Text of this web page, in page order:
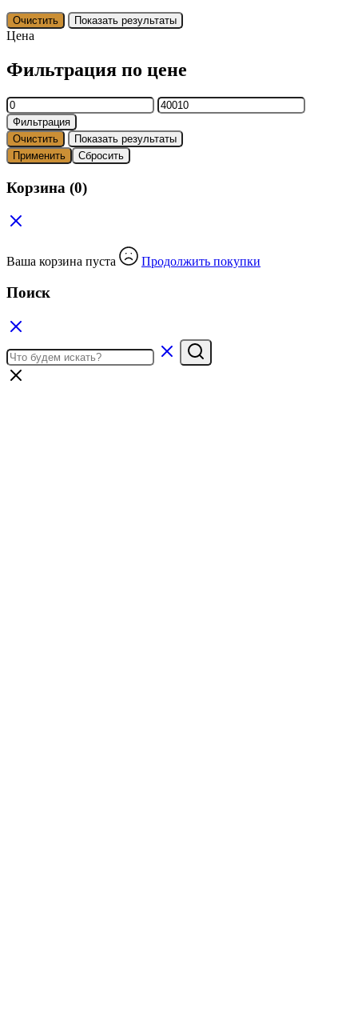
Очистить Показать результаты
Цена
Фильтрация по цене
Минимальная
цена
Максимальная
цена
Фильтрация
Очистить
Показать результаты
Применить
Сбросить
Корзина (0)
Ваша корзина пуста Продолжить покупки
Поиск